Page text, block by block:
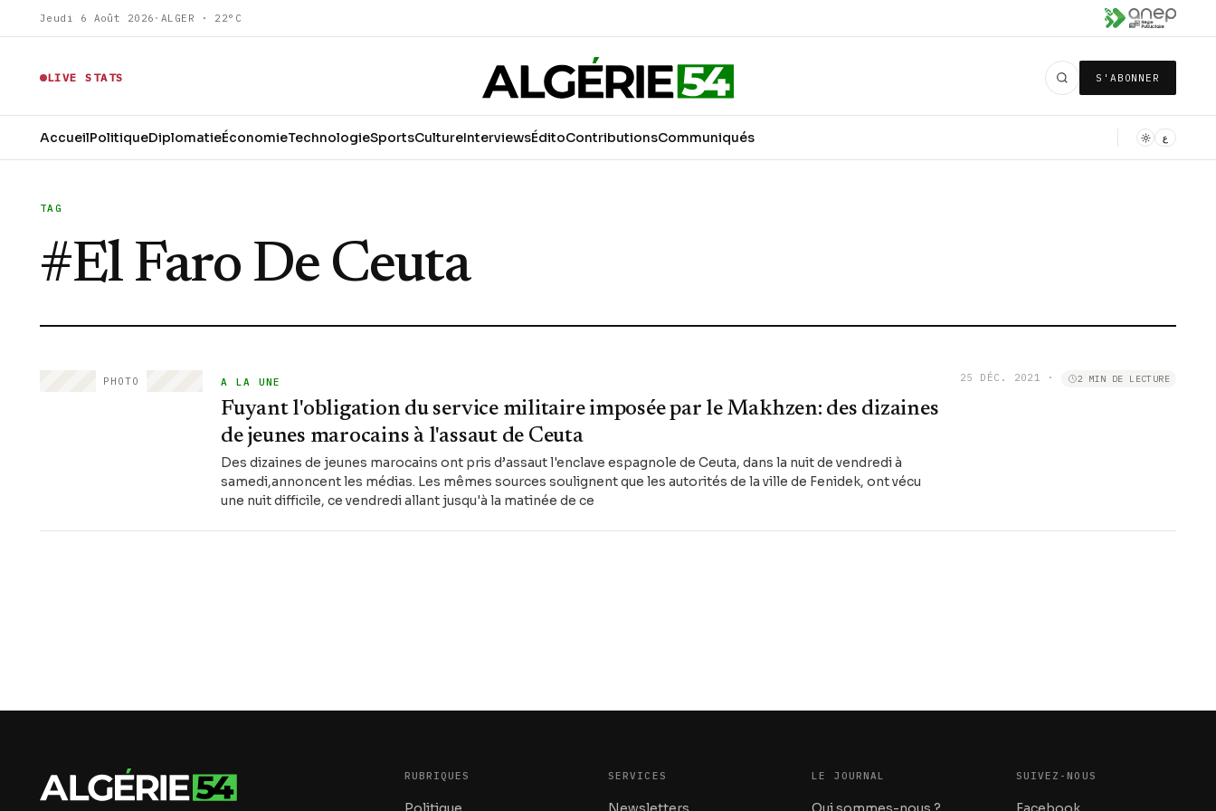
Jeudi 6 Août 2026 · ALGER · 22°C
LIVE STATS S'ABONNER
AccueilPolitiqueDiplomatieÉconomieTechnologieSportsCultureInterviewsÉditoContributionsCommuniqués ع
TAG
#El Faro De Ceuta
PHOTO A LA UNE
Fuyant l'obligation du service militaire imposée par le Makhzen: des dizaines
de jeunes marocains à l'assaut de Ceuta
Des dizaines de jeunes marocains ont pris d’assaut l'enclave espagnole de Ceuta, dans la nuit de vendredi à
samedi,annoncent les médias. Les mêmes sources soulignent que les autorités de la ville de Fenidek, ont vécu
une nuit difficile, ce vendredi allant jusqu'à la matinée de ce
25 DÉC. 2021 · 2 MIN DE LECTURE
RUBRIQUES SERVICES LE JOURNAL SUIVEZ-NOUS